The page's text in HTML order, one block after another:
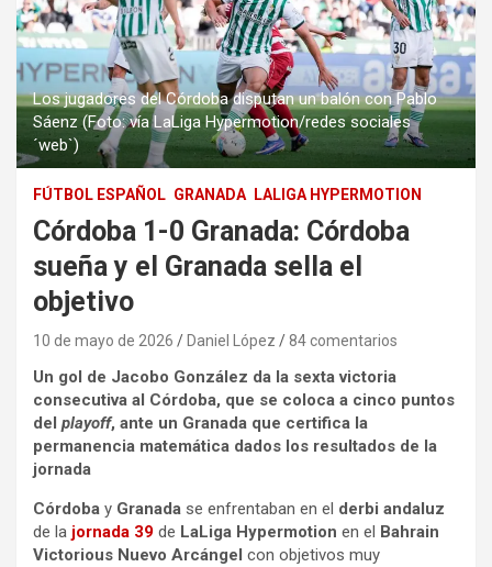
Los jugadores del Córdoba disputan un balón con Pablo
Sáenz (Foto: vía LaLiga Hypermotion/redes sociales
´web`)
FÚTBOL ESPAÑOL GRANADA LALIGA HYPERMOTION
Córdoba 1-0 Granada: Córdoba
sueña y el Granada sella el
objetivo
10 de mayo de 2026 Daniel López 84 comentarios
Un gol de Jacobo González da la sexta victoria
consecutiva al Córdoba, que se coloca a cinco puntos
del playoff, ante un Granada que certifica la
permanencia matemática dados los resultados de la
jornada
Córdoba y Granada se enfrentaban en el derbi andaluz
de la jornada 39 de LaLiga Hypermotion en el
Bahrain
Victorious Nuevo Arcángel con objetivos muy